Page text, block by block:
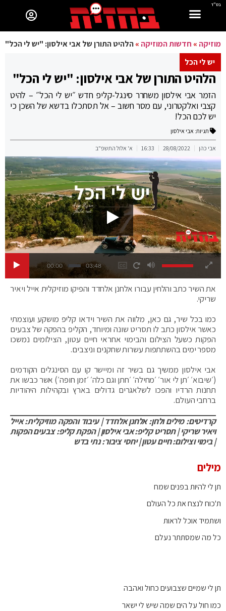
בס"ד
מוזיקה » חדשות המוזיקה »הלהיט התורן של אבי אילסון: "יש לי הכל"
יש לי הכל
הלהיט התורן של אבי אילסון: "יש לי הכל"
הזמר אבי אילסון משחרר סינגל-קליפ חדש ״יש לי הכל״ – להיט
קצבי ואלקטרוני, עם מסר חשוב – אל תסתכלו בדשא של השכן כי
יש לכם הכל!
תגיות: אבי אילסון
אבי כהן 28/08/2022
16:33 א' אלול התשפ"ב
00:00 03:48
את השיר כתב והלחין עבורו אלחנן אלחדד והפיקו מוזיקלית אייל ויאיר
שריקי.
כמו בכל שיר, גם כאן, מלווה את השיר וידאו קליפ מושקע ועוצמתי
כאשר אילסון כתב לו תסריט שונה ומיוחד, הקליפ בהפקה של צבעים
הפקות כשעל הצילום והבימוי אחראי חיים עטון, הצילומים נמשכו
מספר ימים בהשתתפות עשרות שחקנים וניצבים.
אבי אילסון ממשיך גם בשיר זה ומיישר קו עם הסינגלים הקודמים
(׳שיבוא׳ ׳תן לי אור׳ ׳מחילה׳ ׳חתן וגם כלה׳ ׳זמן חופה׳) אשר כבשו את
תחנות הרדיו והפכו לשלאגרים גדולים בארץ ובקהילות היהודיות
ברחבי העולם.
קרדיטים: מילים ולחן: אלחנן אלחדד | עיבוד והפקה מוזיקלית: אייל
ויאיר שריקי | תסריט קליפ: אבי אילסון | הפקת קליפ: צבעים הפקות
| בימוי וצילום: חיים עטון | יחסי ציבור: נתי בדש
מילים
תן לי להיות בפנים שמח
ת'כוח לנצח את כל העולם
ושתמיד אוכל לראות
כל מה שמסתתר נעלם
תן לי שמיים שצבועים כחול ואהבה
כמו חול על הים שמה שיש לי ישאר